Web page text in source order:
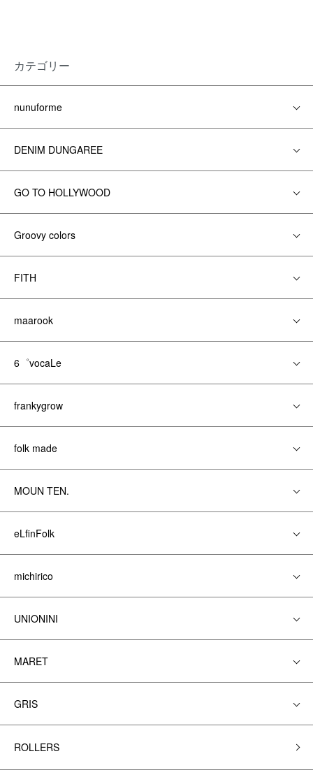
カテゴリー
nunuforme
DENIM DUNGAREE
GO TO HOLLYWOOD
Groovy colors
FITH
maarook
6゜vocaLe
frankygrow
folk made
MOUN TEN.
eLfinFolk
michirico
UNIONINI
MARET
GRIS
ROLLERS